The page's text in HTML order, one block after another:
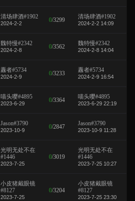
清场肆酒#1902
2024-2-2 0/3299 清场肆酒#1902
2024-2-2 14:09
魏特慢#2342
2024-2-8 0/3562 魏特慢#2342
2024-2-8 14:04
纛者#5734
2024-2-9 0/3233 纛者#5734
2024-2-9 16:54
喵头嘤#4895
2023-6-29 0/3364 喵头嘤#4895
2023-6-29 22:19
Jason#3790
2023-10-9 0/2847 Jason#3790
2023-10-9 11:28
光明无处不在
#1446
2023-7-25
0/3019
光明无处不在
#1446
2023-7-25 10:27
小皮猪戴眼镜
#8127
2023-7-25
0/3204
小皮猪戴眼镜
#8127
2023-7-25 23:30